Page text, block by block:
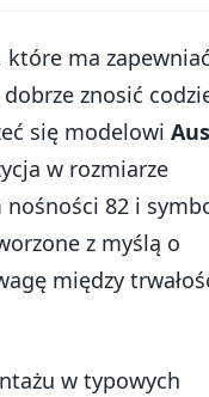
które ma
znosić
się modelowi
w rozmiarze
nośności 82 i
z myślą o
między
w typowych